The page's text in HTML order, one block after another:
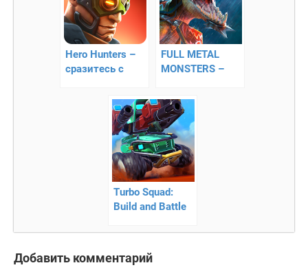
Hero Hunters –
сразитесь с
FULL METAL
MONSTERS –
пост
апокалиптический
экшен
Turbo Squad:
Build and Battle
боевых машин
Добавить комментарий